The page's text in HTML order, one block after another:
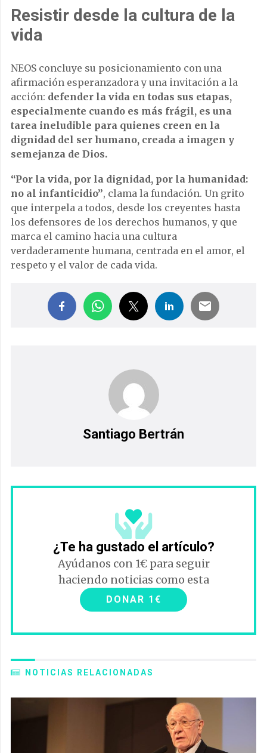
Resistir desde la cultura de la
vida
NEOS concluye su posicionamiento con una
afirmación esperanzadora y una invitación a la
acción: defender la vida en todas sus etapas,
especialmente cuando es más frágil, es una
tarea ineludible para quienes creen en la
dignidad del ser humano, creada a imagen y
semejanza de Dios.
“Por la vida, por la dignidad, por la humanidad:
no al infanticidio”, clama la fundación. Un grito
que interpela a todos, desde los creyentes hasta
los defensores de los derechos humanos, y que
marca el camino hacia una cultura
verdaderamente humana, centrada en el amor, el
respeto y el valor de cada vida.
Santiago Bertrán
¿Te ha gustado el artículo?
Ayúdanos con 1€ para seguir
haciendo noticias como esta
DONAR 1€
NOTICIAS RELACIONADAS